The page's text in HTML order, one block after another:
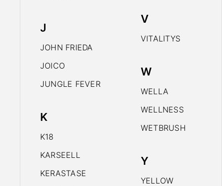
J
JOHN FRIEDA
JOICO
JUNGLE FEVER
K
K18
KARSEELL
KERASTASE
V
VITALITYS
W
WELLA
WELLNESS
WETBRUSH
Y
YELLOW